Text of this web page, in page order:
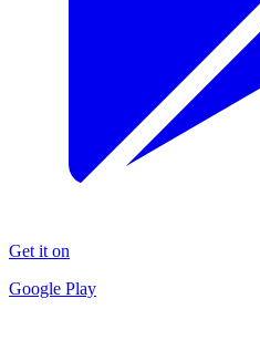
Get it on
Google Play